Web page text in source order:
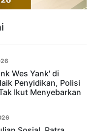
Wes Yank' di
Penyidikan, Polisi
Ikut Menyebarkan